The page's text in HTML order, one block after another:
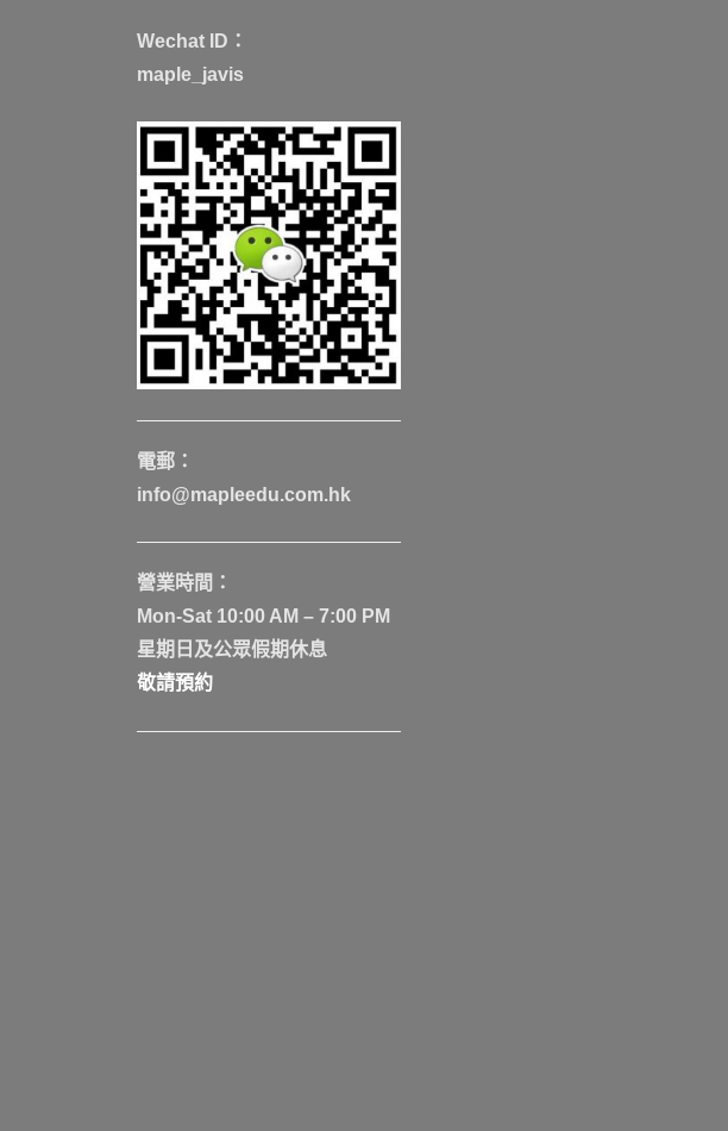
Wechat ID：
maple_javis
電郵：
info@mapleedu.com.hk
營業時間：
Mon-Sat 10:00 AM – 7:00 PM
星期日及公眾假期休息
敬請預約